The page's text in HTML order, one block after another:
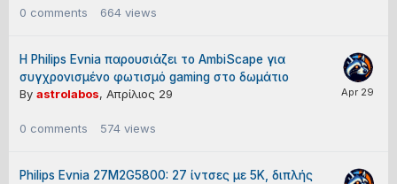
0 comments 664 views
Η Philips Evnia παρουσιάζει το AmbiScape για
συγχρονισμένο φωτισμό gaming στο δωμάτιο
By astrolabos, Απρίλιος 29
0 comments 574 views
Philips Evnia 27M2G5800: 27 ίντσες με 5K, διπλής